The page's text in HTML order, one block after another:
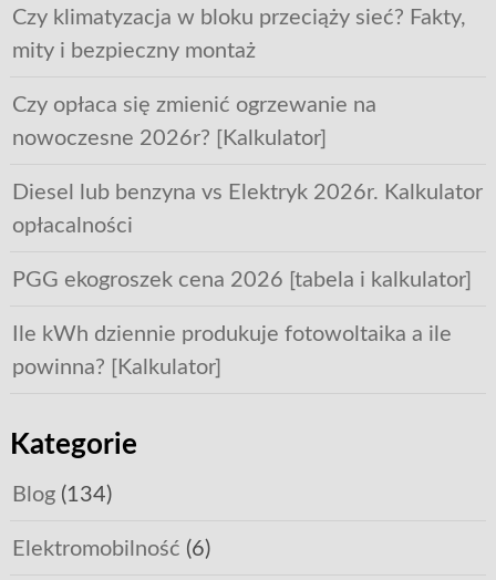
Czy klimatyzacja w bloku przeciąży sieć? Fakty,
mity i bezpieczny montaż
Czy opłaca się zmienić ogrzewanie na
nowoczesne 2026r? [Kalkulator]
Diesel lub benzyna vs Elektryk 2026r. Kalkulator
opłacalności
PGG ekogroszek cena 2026 [tabela i kalkulator]
Ile kWh dziennie produkuje fotowoltaika a ile
powinna? [Kalkulator]
Kategorie
Blog(134)
Elektromobilność (6)